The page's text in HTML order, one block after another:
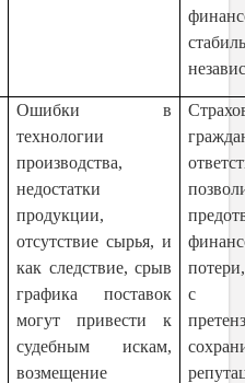
Ошибки в
технологии
производства,
недостатки
продукции,
отсутствие сырья, и
как следствие, срыв
графика поставок
могут привести к
судебным искам,
возмещение
с